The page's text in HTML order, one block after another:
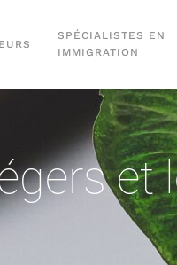
SPÉCIALISTES EN
IMMIGRATION
et